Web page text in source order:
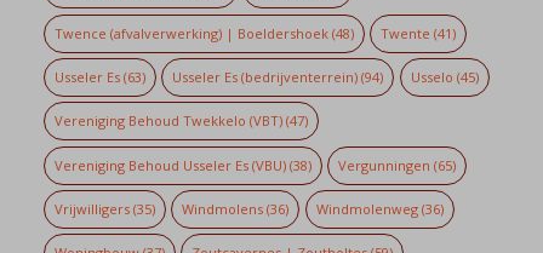
Twence (afvalverwerking) | Boeldershoek(48) Twente (41)
Usseler Es(63) Usseler Es (bedrijventerrein) (94) Usselo (45)
Vereniging Behoud Twekkelo (VBT)(47)
Vereniging Behoud Usseler Es (VBU)(38) Vergunningen (65)
Vrijwilligers(35) Windmolens (36) Windmolenweg(36)